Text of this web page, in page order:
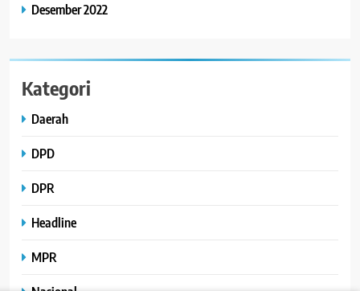
Desember 2022
Kategori
Daerah
DPD
DPR
Headline
MPR